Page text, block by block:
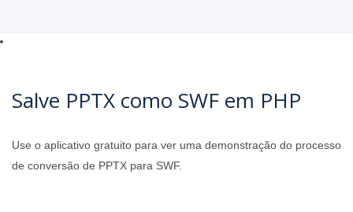
Salve PPTX como SWF em PHP
Use o aplicativo gratuito para ver uma demonstração do processo
de conversão de PPTX para SWF.